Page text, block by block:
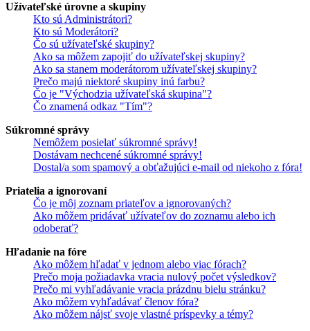
Užívateľské úrovne a skupiny
Kto sú Administrátori?
Kto sú Moderátori?
Čo sú užívateľské skupiny?
Ako sa môžem zapojiť do užívateľskej skupiny?
Ako sa stanem moderátorom užívateľskej skupiny?
Prečo majú niektoré skupiny inú farbu?
Čo je "Východzia užívateľská skupina"?
Čo znamená odkaz "Tím"?
Súkromné správy
Nemôžem posielať súkromné správy!
Dostávam nechcené súkromné správy!
Dostal/a som spamový a obťažujúci e-mail od niekoho z fóra!
Priatelia a ignorovaní
Čo je môj zoznam priateľov a ignorovaných?
Ako môžem pridávať užívateľov do zoznamu alebo ich
odoberať?
Hľadanie na fóre
Ako môžem hľadať v jednom alebo viac fórach?
Prečo moja požiadavka vracia nulový počet výsledkov?
Prečo mi vyhľadávanie vracia prázdnu bielu stránku?
Ako môžem vyhľadávať členov fóra?
Ako môžem nájsť svoje vlastné príspevky a témy?